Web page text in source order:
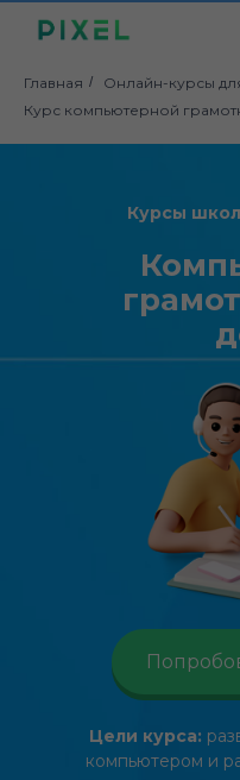
Главная / Онлайн-курсы
Курс компьютерной
Курсы
Цели курса:
компьютером и